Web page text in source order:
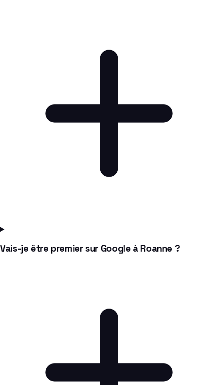
Vais-je être premier sur Google à Roanne ?